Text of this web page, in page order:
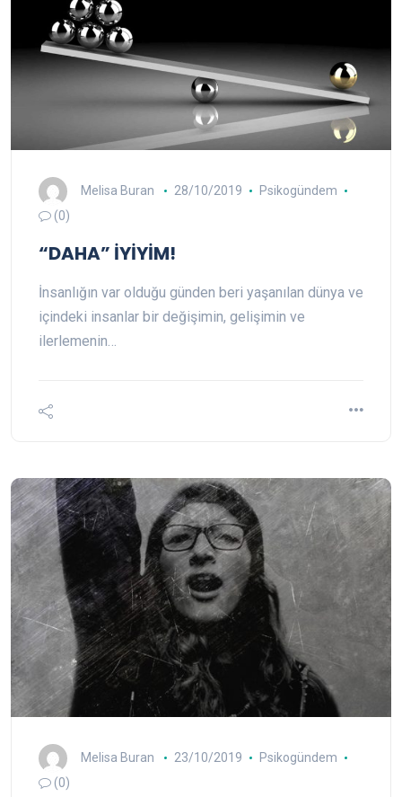
Melisa Buran 28/10/2019
Psikogündem
(0)
“DAHA” İYİYİM!
İnsanlığın var olduğu günden beri yaşanılan dünya ve
içindeki insanlar bir değişimin, gelişimin ve
ilerlemenin…
Melisa Buran 23/10/2019
Psikogündem
(0)